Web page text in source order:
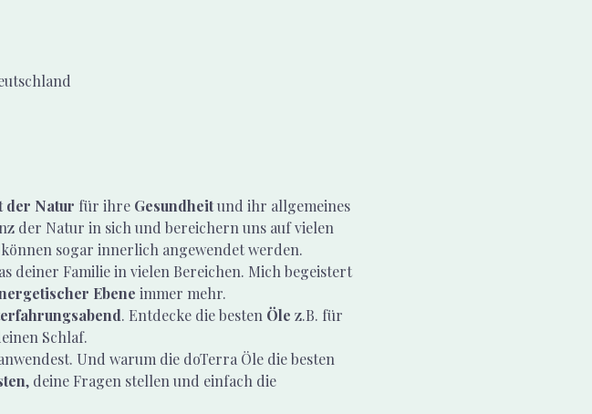
der Natur für ihre Gesundheit und ihr allgemeines
der Natur in sich und bereichern uns auf vielen
sogar innerlich angewendet werden.
deiner Familie in vielen Bereichen. Mich begeistert
Ebene immer mehr.
. Entdecke die besten Öle z.B. für
Schlaf.
Und warum die doTerra Öle die besten
, deine Fragen stellen und einfach die